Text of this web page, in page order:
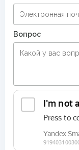
Вопрос